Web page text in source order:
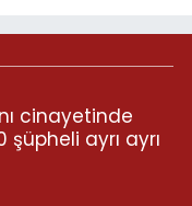
cinayetinde
şüpheli ayrı ayrı